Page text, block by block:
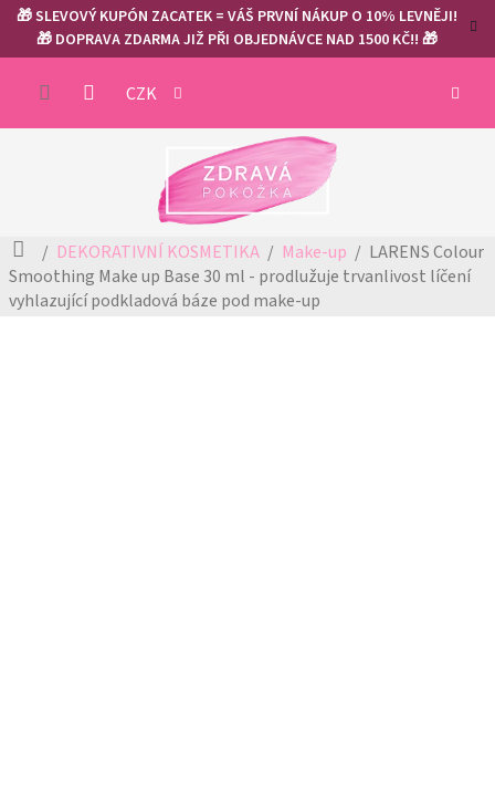
Přejít
obsah
🎁 SLEVOVÝ KUPÓN ZACATEK = VÁŠ PRVNÍ NÁKUP O 10% LEVNĚJI!
🎁 DOPRAVA ZDARMA JIŽ PŘI OBJEDNÁVCE NAD 1500 KČ!! 🎁
CZK
Domů
DEKORATIVNÍ KOSMETIKA Make-up
LARENS Colour
Smoothing Make up Base 30 ml - prodlužuje trvanlivost líčení
vyhlazující podkladová báze pod make-up